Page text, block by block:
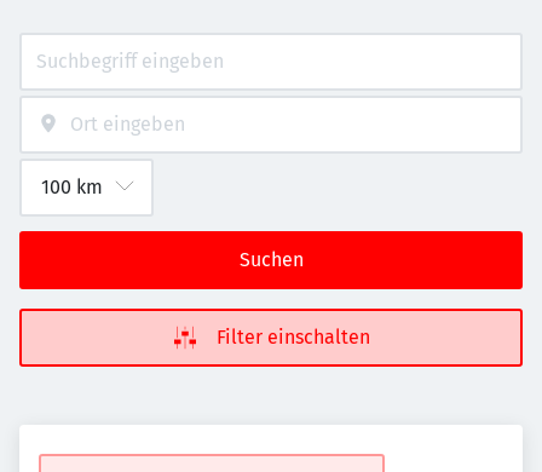
Suchen
Filter einschalten